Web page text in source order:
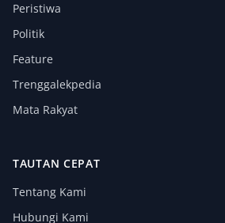
Peristiwa
Politik
Feature
Trenggalekpedia
Mata Rakyat
TAUTAN CEPAT
Tentang Kami
Hubungi Kami